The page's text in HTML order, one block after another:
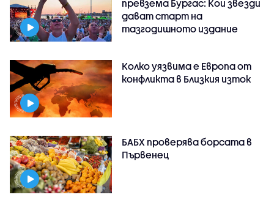
превзема Бургас: Кои звезди
дават старт на
тазгодишното издание
Колко уязвима е Европа от
конфликта в Близкия изток
БАБХ проверява борсата в
Първенец